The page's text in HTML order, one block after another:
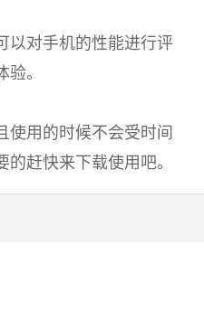
以对手机的性能进行评
。
使用的时候不会受时间
赶快来下载使用吧。